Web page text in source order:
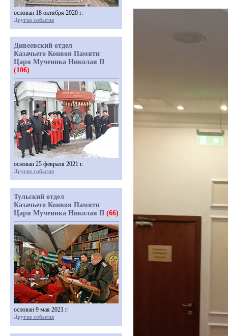
основан 18 октября 2020 г.
Другие события
Дивеевский отдел
Казачьего Конвоя Памяти
Царя Мученика Николая II
(106)
основан 25 февраля 2021 г.
Другие события
Тульский отдел
Казачьего Конвоя Памяти
Царя Мученика Николая II (66)
основан 9 мая 2021 г.
Другие события